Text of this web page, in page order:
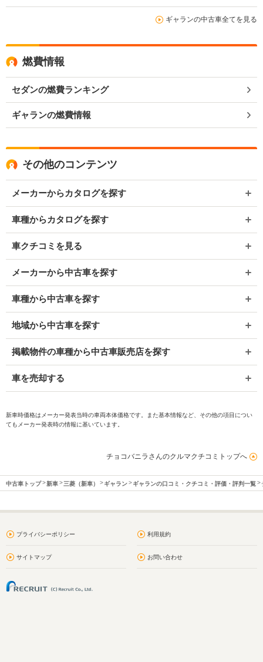
ギャランの中古車全てを見る
燃費情報
セダンの燃費ランキング
ギャランの燃費情報
その他のコンテンツ
メーカーからカタログを探す
車種からカタログを探す
車クチコミを見る
メーカーから中古車を探す
車種から中古車を探す
地域から中古車を探す
掲載物件の車種から中古車販売店を探す
車を売却する
新車時価格はメーカー発表当時の車両本体価格です。また基本情報など、その他の項目につい
てもメーカー発表時の情報に基いています。
チョコバニラさんのクルマクチコミトップへ
中古車トップ 新車 三菱（新車） ギャラン ギャランの口コミ・クチコミ・評価・評判一覧
プライバシーポリシー 利用規約
サイトマップ お問い合わせ